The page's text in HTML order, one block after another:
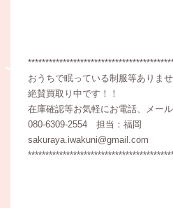
おうちで眠っている制服等ありま
絶賛買取り中です！！
在庫確認等お気軽にお電話、メー
080-6309-2554 担当：福岡
sakuraya.iwakuni@gmail.com